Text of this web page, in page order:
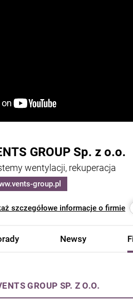
GROUP Sp. z o.o.
wentylacji, rekuperacja
group.pl
szczegółowe informacje o firmie
Newsy
GROUP SP. Z O.O.